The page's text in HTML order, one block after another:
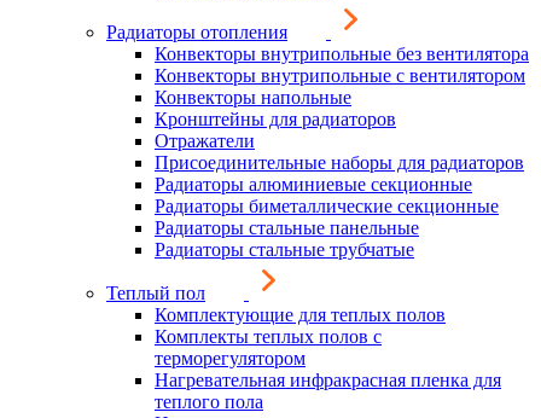
Радиаторы отопления
Конвекторы внутрипольные без вентилятора
Конвекторы внутрипольные с вентилятором
Конвекторы напольные
Кронштейны для радиаторов
Отражатели
Присоединительные наборы для радиаторов
Радиаторы алюминиевые секционные
Радиаторы биметаллические секционные
Радиаторы стальные панельные
Радиаторы стальные трубчатые
Теплый пол
Комплектующие для теплых полов
Комплекты теплых полов с
терморегулятором
Нагревательная инфракрасная пленка для
теплого пола